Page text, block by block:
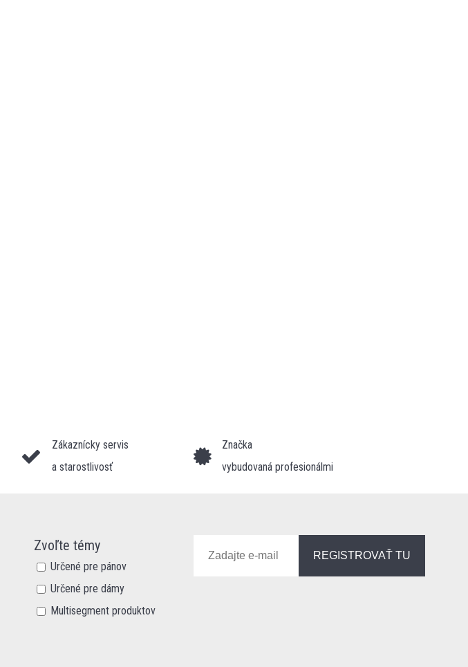
Zákaznícky servis
a starostlivosť
Značka
vybudovaná profesionálmi
Zvoľte témy
Určené pre pánov
Určené pre dámy
Multisegment produktov
REGISTROVAŤ TU